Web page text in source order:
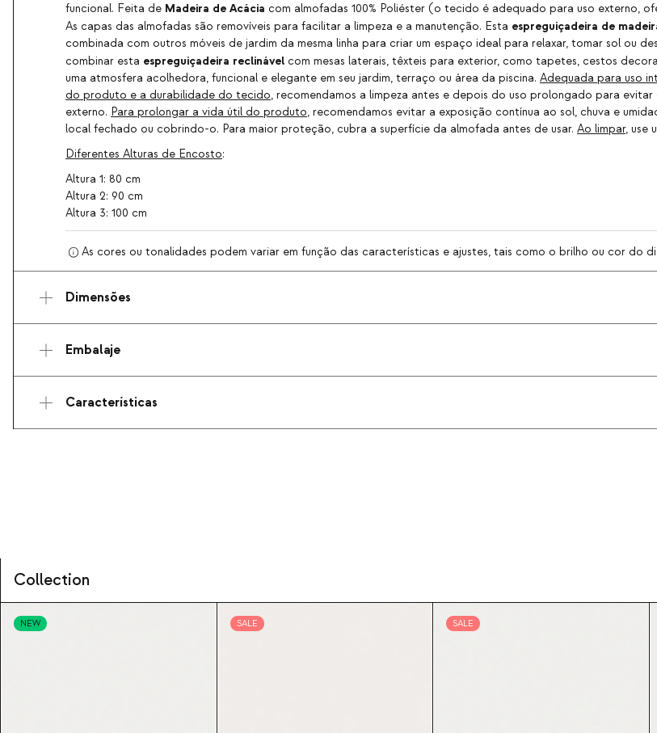
funcional. Feita de Madeira de Acácia com almofadas 100% Poliéster (o tecido é adequado para uso externo,
As capas das almofadas são removíveis para facilitar a limpeza e a manutenção. Esta espreguiçadeira de
combinada com outros móveis de jardim da mesma linha para criar um espaço ideal para relaxar, tomar sol ou
combinar esta espreguiçadeira reclinável com mesas laterais, têxteis para exterior, como tapetes, cestos
uma atmosfera acolhedora, funcional e elegante em seu jardim, terraço ou área da piscina. Adequada para uso
do produto e a durabilidade do tecido, recomendamos a limpeza antes e depois do uso prolongado para
externo. Para prolongar a vida útil do produto, recomendamos evitar a exposição contínua ao sol, chuva e
local fechado ou cobrindo-o. Para maior proteção, cubra a superfície da almofada antes de usar. Ao limpar, use
Diferentes Alturas de Encosto:
Altura 1: 80 cm
Altura 2: 90 cm
Altura 3: 100 cm
As cores ou tonalidades podem variar em função das características e ajustes, tais como o brilho ou cor do
Dimensões
Embalaje
Características
Collection
NEW SALE SALE